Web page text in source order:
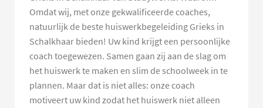
Omdat wij, met onze gekwalificeerde coaches,
natuurlijk de beste huiswerkbegeleiding Grieks in
Schalkhaar bieden! Uw kind krijgt een persoonlijke
coach toegewezen. Samen gaan zij aan de slag om
het huiswerk te maken en slim de schoolweek in te
plannen. Maar dat is niet alles: onze coach
motiveert uw kind zodat het huiswerk niet alleen